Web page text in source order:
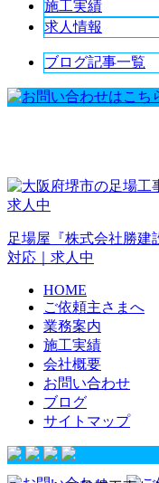
施工実績
求人情報
ブログ記事一覧
足場屋『株式会社勝建
対応｜求人中
HOME
ご依頼主さまへ
業務案内
施工実績
会社概要
お問い合わせ
ブログ
サイトマップ